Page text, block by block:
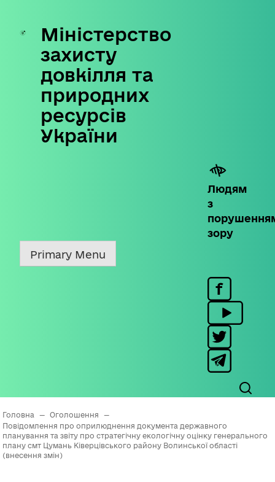
Skip
content
Міністерство
захисту
довкілля та
природних
ресурсів
України
Людям
з
зору
Primary Menu
Головна — Оголошення
—
Повідомлення про оприлюднення документа державного
планування та звіту про стратегічну екологічну оцінку генерального
плану смт Цумань Ківерцівського району Волинської області
(внесення змін)